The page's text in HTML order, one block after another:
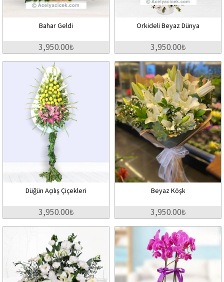
Bahar Geldi
3,950.00₺
Orkideli Beyaz Dünya
3,950.00₺
Düğün Açılış Çiçekleri
3,950.00₺
Beyaz Köşk
3,950.00₺